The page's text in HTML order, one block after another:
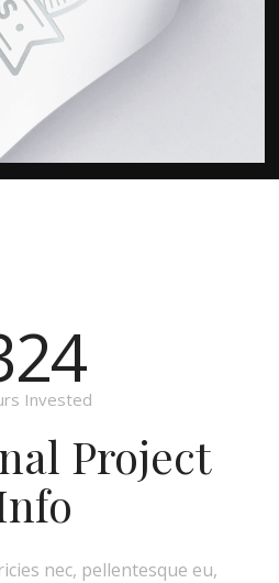
Invested
Project
nec, pellentesque eu,